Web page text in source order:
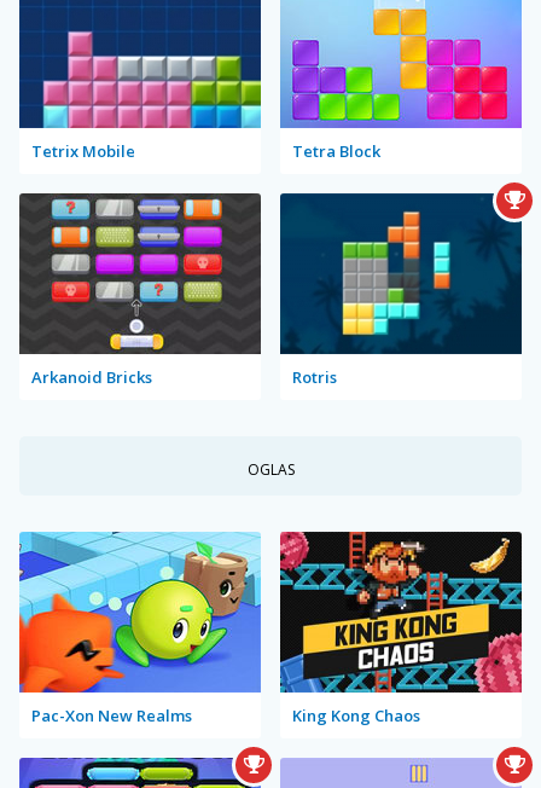
Tetrix Mobile Tetra Block
Arkanoid Bricks Rotris
OGLAS
Pac-Xon New Realms King Kong Chaos